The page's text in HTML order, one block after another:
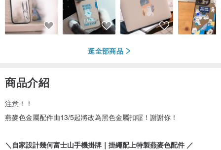
逛全部商品
商品介紹
注意！！
燕麥色金屬配件由13/5起將改為黑色金屬扣喔！謝謝你！
＼自家設計幾何富士山手機掛牌｜掛繩配上特製燕麥色配件 ／